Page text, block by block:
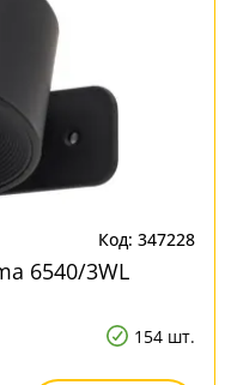
Код: 347228
6540/3WL
154 шт.